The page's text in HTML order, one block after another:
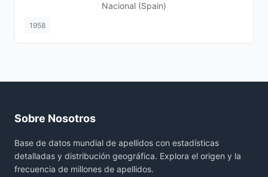
Nacional (Spain)
1958
Sobre Nosotros
Base de datos mundial de apellidos con estadísticas
detalladas y distribución geográfica. Explora el origen y la
frecuencia de millones de apellidos.